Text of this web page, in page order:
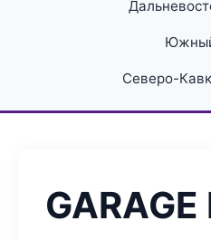
Северо-